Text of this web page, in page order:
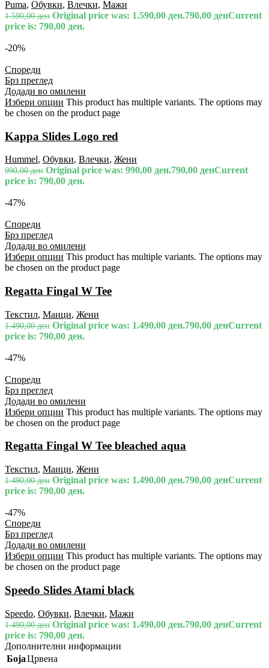
Puma, Обувки, Влечки, Мажи
1.590,00ден Original price was: 1.590,00 ден.790,00 денCurrent
price is: 790,00 ден.
-20%
Спореди
Брз преглед
Додади во омилени
Избери опции This product has multiple variants. The options may
be chosen on the product page
Kappa Slides Logo red
Hummel, Обувки, Влечки, Жени
990,00ден Original price was: 990,00 ден.790,00 денCurrent
price is: 790,00 ден.
-47%
Спореди
Брз преглед
Додади во омилени
Избери опции This product has multiple variants. The options may
be chosen on the product page
Regatta Fingal W Tee
Текстил, Маици, Жени
1.490,00ден Original price was: 1.490,00 ден.790,00 денCurrent
price is: 790,00 ден.
-47%
Спореди
Брз преглед
Додади во омилени
Избери опции This product has multiple variants. The options may
be chosen on the product page
Regatta Fingal W Tee bleached aqua
Текстил, Маици, Жени
1.490,00ден Original price was: 1.490,00 ден.790,00 денCurrent
price is: 790,00 ден.
-47%
Спореди
Брз преглед
Додади во омилени
Избери опции This product has multiple variants. The options may
be chosen on the product page
Speedo Slides Atami black
Speedo, Обувки, Влечки, Мажи
1.490,00ден Original price was: 1.490,00 ден.790,00 денCurrent
price is: 790,00 ден.
Дополнителни информации
БојаЦрвена